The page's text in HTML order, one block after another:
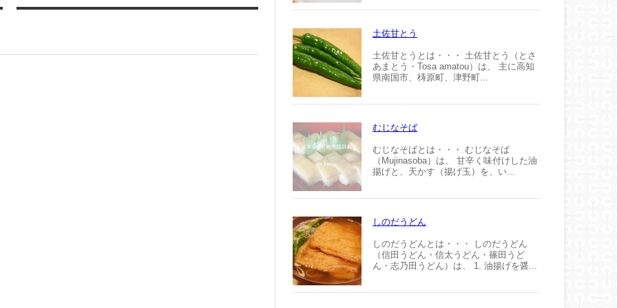
土佐甘とう
土佐甘とうとは・・・ 土佐甘とう（とさ
あまとう・Tosa amatou）は、 主に高知
県南国市、梼原町、津野町...
むじなそば
むじなそばとは・・・ むじなそば
（Mujinasoba）は、 甘辛く味付けした油
揚げと、天かす（揚げ玉）を、い...
しのだうどん
しのだうどんとは・・・ しのだうどん
（信田うどん・信太うどん・篠田うど
ん・志乃田うどん）は、 1. 油揚げを醤...